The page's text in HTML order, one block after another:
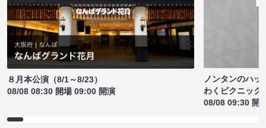
８月本公演（8/1～8/23）
08/08 08:30 開場 09:00 開演
ノンタンのハッ
わくピクニック
08/08 09:30 開